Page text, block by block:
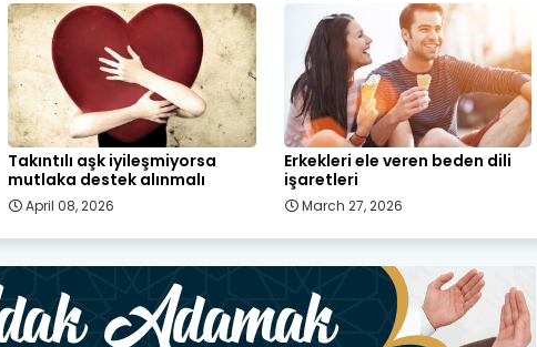
Takıntılı aşk iyileşmiyorsa
mutlaka destek alınmalı
April 08, 2026
Erkekleri ele veren beden dili
işaretleri
March 27, 2026